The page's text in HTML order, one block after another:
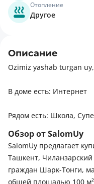
Отопление
Другое
Описание
Ozimiz yashab turgan
В доме есть: Интернет
Рядом есть: Школа,
поликлиника, Детский
Стоянка
Обзор от SalomUy
SalomUy предлагает
Ташкент,
граждан Шарк-Тонги,
общей площадью 100